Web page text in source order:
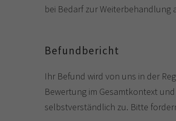
bei Bedarf zur Weiterbehandlung
Befundbericht
Ihr Befund wird von uns in der
Bewertung im Gesamtkontext
selbstverständlich zu. Bitte